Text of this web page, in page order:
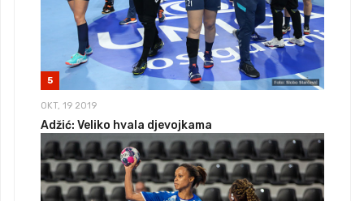
5
OKT, 19 2019
Adžić: Veliko hvala djevojkama